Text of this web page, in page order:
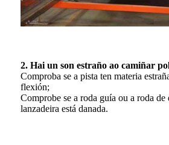
2. Hai un son estraño ao camiñar
Comproba se a pista ten materia
flexión;
Comprobe se a roda guía ou a roda de
lanzadeira está danada.